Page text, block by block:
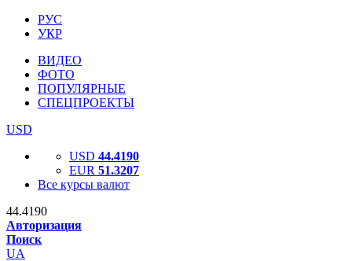
РУС
УКР
ВИДЕО
ФОТО
ПОПУЛЯРНЫЕ
СПЕЦПРОЕКТЫ
USD
USD 44.4190
EUR 51.3207
Все курсы валют
44.4190
Авторизация
Поиск
UA